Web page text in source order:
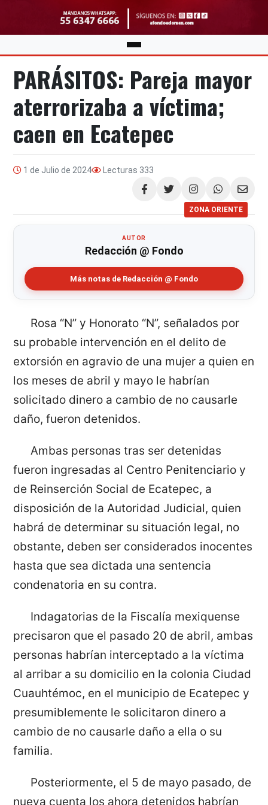
PARÁSITOS: Pareja mayor
aterrorizaba a víctima;
caen en Ecatepec
1 de Julio de 2024 Lecturas 333
Compartir
ZONA ORIENTE
AUTOR
Redacción @ Fondo
Más notas de Redacción @ Fondo
Rosa “N” y Honorato “N”, señalados por
su probable intervención en el delito de
extorsión en agravio de una mujer a quien en
los meses de abril y mayo le habrían
solicitado dinero a cambio de no causarle
daño, fueron detenidos.
Ambas personas tras ser detenidas
fueron ingresadas al Centro Penitenciario y
de Reinserción Social de Ecatepec, a
disposición de la Autoridad Judicial, quien
habrá de determinar su situación legal, no
obstante, deben ser considerados inocentes
hasta que sea dictada una sentencia
condenatoria en su contra.
Indagatorias de la Fiscalía mexiquense
precisaron que el pasado 20 de abril, ambas
personas habrían interceptado a la víctima
al arribar a su domicilio en la colonia Ciudad
Cuauhtémoc, en el municipio de Ecatepec y
presumiblemente le solicitaron dinero a
cambio de no causarle daño a ella o su
familia.
Posteriormente, el 5 de mayo pasado, de
nueva cuenta los ahora detenidos habrían